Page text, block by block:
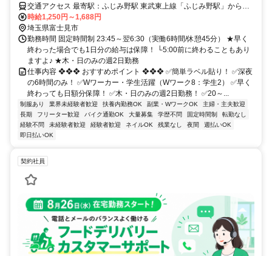
交通アクセス 最寄駅：ふじみ野駅 東武東上線「ふじみ野駅」から車
で10分 東武東上線「鶴瀬駅」から徒歩15分 東武東上線「みずほ台
駅」から車で10分
時給1,250円～1,688円
埼玉県富士見市
勤務時間 固定時間制 23:45～翌6:30（実働6時間/休憩45分） ★早く
終わった場合でも1日分の給与は保障！ └5:00前に終わることもあり
ますよ♪ ★木・日のみの週2日勤務
仕事内容 ❖❖❖ おすすめポイント ❖❖❖ ✅簡単ラベル貼り！ ✅深夜
の6時間のみ！ ✅Wワーカー・学生活躍（Wワーク8：学生2） ✅早く
終わっても日額分保障！ ✅木・日のみの週2日勤務！ ✅20～...
制服あり 業界未経験者歓迎 扶養内勤務OK 副業・WワークOK
主婦・主夫歓迎
長期
フリーター歓迎 バイク通勤OK 大量募集 学歴不問 固定時間制
転勤なし
経験不問
未経験者歓迎 経験者歓迎 ネイルOK 残業なし 夜間
週払いOK
即日払いOK
契約社員